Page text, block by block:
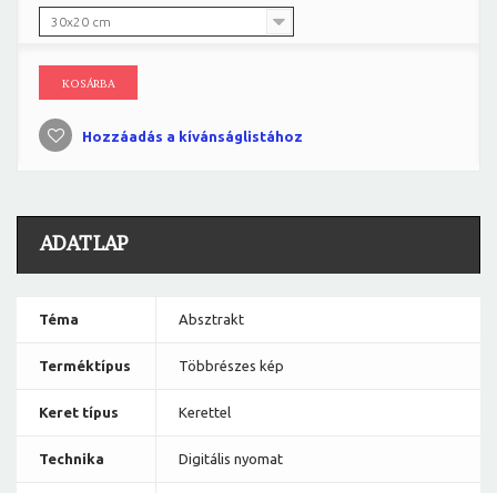
30x20 cm
KOSÁRBA
Hozzáadás a kívánságlistához
ADATLAP
Téma Absztrakt
Terméktípus Többrészes kép
Keret típus Kerettel
Technika Digitális nyomat